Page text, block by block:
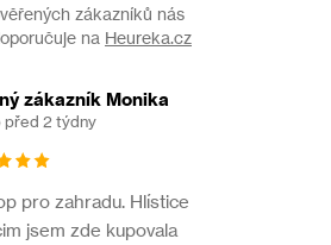
zákazníků nás
na Heureka.cz
zákazník Monika
před 2 týdny
pro zahradu. Hlístice
jsem zde kupovala